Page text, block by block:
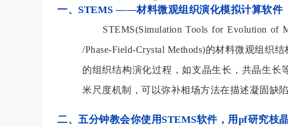
一、STEMS ——材料微观组织演化模拟计算软件
STEMS(Simulation Tools for Evolution
/Phase-Field-Crystal Methods)的材料微观组织
的组织结构演化过程，如支晶生长，共晶生长
米尺度机制，可以弥补相场方法在描述凝固缺陷
二、五分钟教会你使用STEMS软件，用pf研究枝